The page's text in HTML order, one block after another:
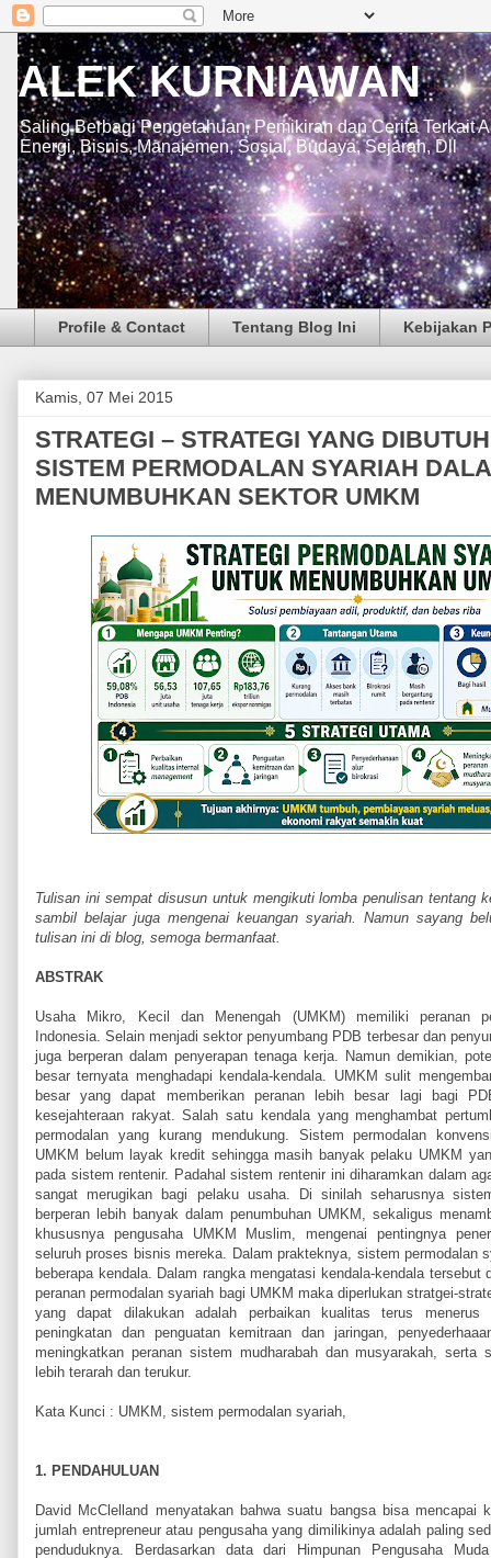
ALEK KURNIAWAN
Saling Berbagi Pengetahuan, Pemikiran dan Cerita Terkait
Energi, Bisnis, Manajemen, Sosial, Budaya, Sejarah, Dll
Profile & Contact Tentang Blog Ini Kebijakan
Kamis, 07 Mei 2015
STRATEGI – STRATEGI YANG
SISTEM PERMODALAN SYARIAH
MENUMBUHKAN SEKTOR UMKM
Tulisan ini sempat disusun untuk mengikuti lomba penulisan tentang
sambil belajar juga mengenai keuangan syariah. Namun sayang
tulisan ini di blog, semoga bermanfaat.
ABSTRAK
Usaha Mikro, Kecil dan Menengah (UMKM) memiliki peranan
Indonesia. Selain menjadi sektor penyumbang PDB terbesar dan
juga berperan dalam penyerapan tenaga kerja. Namun demikian,
besar ternyata menghadapi kendala-kendala. UMKM sulit
besar yang dapat memberikan peranan lebih besar lagi bagi
kesejahteraan rakyat. Salah satu kendala yang menghambat
permodalan yang kurang mendukung. Sistem permodalan
UMKM belum layak kredit sehingga masih banyak pelaku UMKM
pada sistem rentenir. Padahal sistem rentenir ini diharamkan dalam
sangat merugikan bagi pelaku usaha. Di sinilah seharusnya
berperan lebih banyak dalam penumbuhan UMKM, sekaligus
khususnya pengusaha UMKM Muslim, mengenai pentingnya
seluruh proses bisnis mereka. Dalam prakteknya, sistem permodalan
beberapa kendala. Dalam rangka mengatasi kendala-kendala tersebut
peranan permodalan syariah bagi UMKM maka diperlukan stratgei-
yang dapat dilakukan adalah perbaikan kualitas terus menerus
peningkatan dan penguatan kemitraan dan jaringan,
meningkatkan peranan sistem mudharabah dan musyarakah, serta
lebih terarah dan terukur.
Kata Kunci : UMKM, sistem permodalan syariah,
1. PENDAHULUAN
David McClelland menyatakan bahwa suatu bangsa bisa mencapai
jumlah entrepreneur atau pengusaha yang dimilikinya adalah paling
penduduknya. Berdasarkan data dari Himpunan Pengusaha